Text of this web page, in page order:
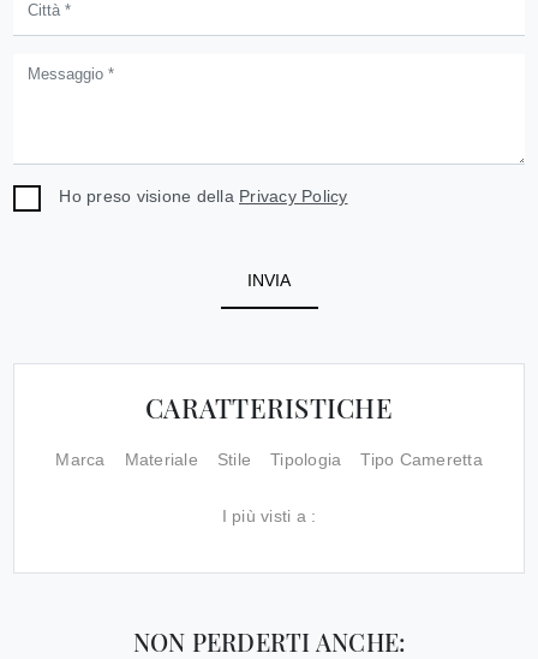
Ho preso visione della Privacy Policy
INVIA
CARATTERISTICHE
Marca Materiale Stile Tipologia Tipo Cameretta
I più visti a :
NON PERDERTI ANCHE: